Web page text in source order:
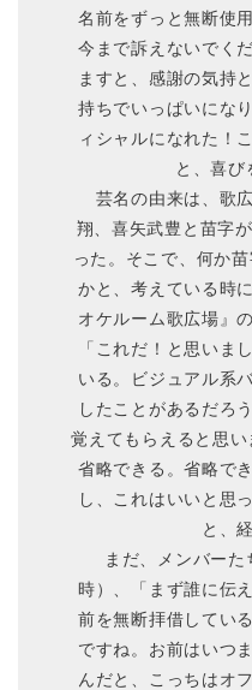
名前をずっと無断使
今まで訴えないでく
ますと、感謝の気持
持ちでいっぱいにな
ィシャルになれた！
と、喜び
芸名の由来は、歌
翔、喜矢武豊と苗字
った。そこで、何か
かと、考えている時
オケルーム歌広場』
「これだ！と思いま
いる。ビジュアル系
したことがあるだろ
覚えてもらえると思い
省略できる。省略で
し、これはいいと思
と、
まだ、メンバーた
時）、「まず誰に伝
前を無断拝借してい
ですね。お前はいつ
んだと、こっちはオ